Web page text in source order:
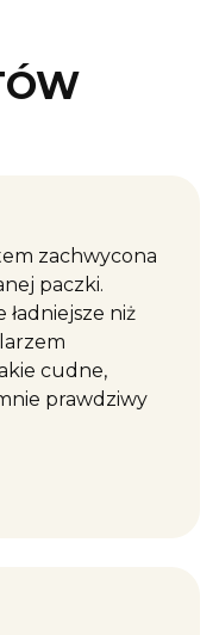
zachwycona
paczki.
niż
cudne,
prawdziwy